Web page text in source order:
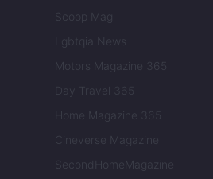
Scoop Mag
Lgbtqia News
Motors Magazine 365
Day Travel 365
Home Magazine 365
Cineverse Magazine
SecondHomeMagazine